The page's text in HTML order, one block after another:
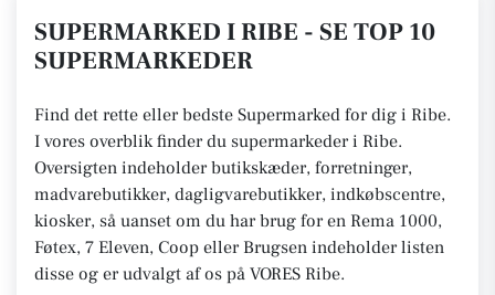
SUPERMARKED I RIBE - SE TOP 10
SUPERMARKEDER
Find det rette eller bedste Supermarked for dig i Ribe.
I vores overblik finder du supermarkeder i Ribe.
Oversigten indeholder butikskæder, forretninger,
madvarebutikker, dagligvarebutikker, indkøbscentre,
kiosker, så uanset om du har brug for en Rema 1000,
Føtex, 7 Eleven, Coop eller Brugsen indeholder listen
disse og er udvalgt af os på VORES Ribe.